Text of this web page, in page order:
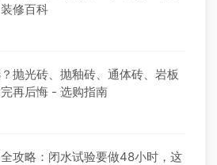
修百科
抛光砖、抛釉砖、通体砖、岩板
再后悔 - 选购指南
攻略：闭水试验要做48小时，这